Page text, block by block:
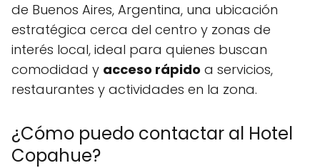
de Buenos Aires, Argentina, una ubicación
estratégica cerca del centro y zonas de
interés local, ideal para quienes buscan
comodidad y acceso rápido a servicios,
restaurantes y actividades en la zona.
¿Cómo puedo contactar al Hotel
Copahue?